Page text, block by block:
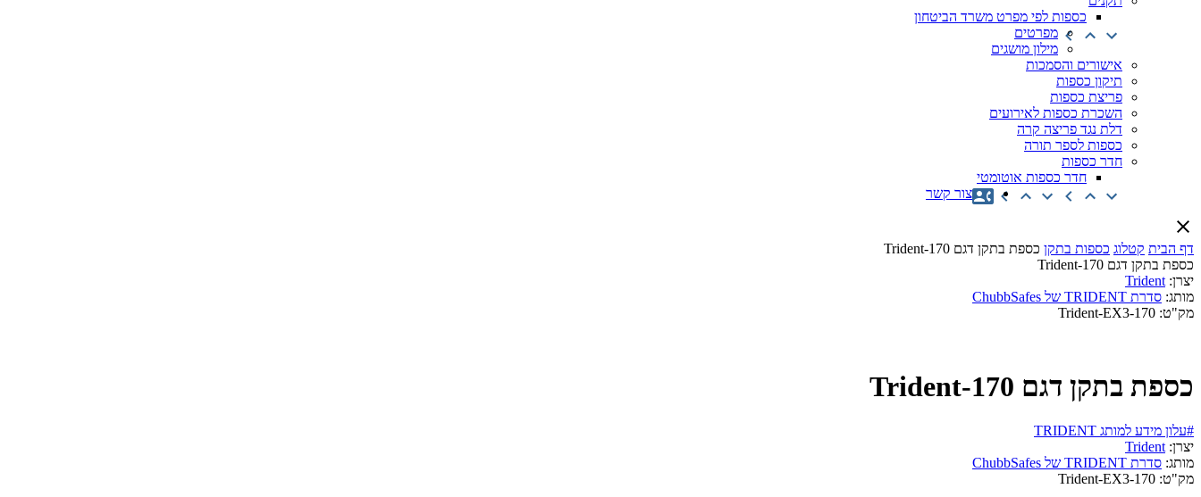
כספות לפי מפרט משרד הביטחון
מפרטים
מילון מושגים
אישורים והסמכות
תיקון כספות
פריצת כספות
השכרת כספות לאירועים
דלת נגד פריצה קרה
כספות לספר תורה
חדר כספות
חדר כספות אוטומטי
צור קשר
דף הבית קטלוג כספות בתקן כספת בתקן דגם Trident-170
כספת בתקן דגם Trident-170
יצרן: Trident
מותג: סדרת TRIDENT של ChubbSafes
מק"ט: Trident-EX3-170
כספת בתקן דגם Trident-170
#עלון מידע למותג TRIDENT
יצרן: Trident
מותג: סדרת TRIDENT של ChubbSafes
מק"ט: Trident-EX3-170